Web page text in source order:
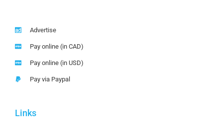
Advertise
Pay online (in CAD)
Pay online (in USD)
Pay via Paypal
Links